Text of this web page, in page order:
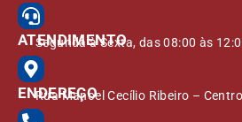
ATENDIMENTO
Segunda à Sexta, das 08:00 às
ENDEREÇO
Rua Manoel Cecílio Ribeiro –